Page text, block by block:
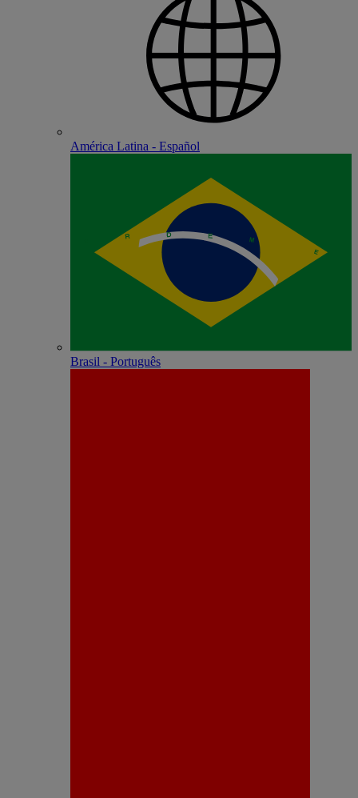
América Latina - Español
Brasil - Português